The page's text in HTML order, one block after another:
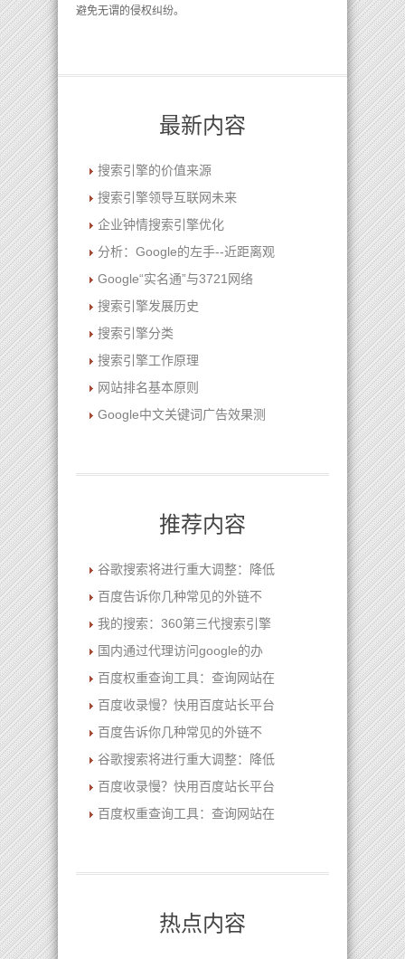
避免无谓的侵权纠纷。
最新内容
搜索引擎的价值来源
搜索引擎领导互联网未来
企业钟情搜索引擎优化
分析：Google的左手--近距离观
Google“实名通”与3721网络
搜索引擎发展历史
搜索引擎分类
搜索引擎工作原理
网站排名基本原则
Google中文关键词广告效果测
推荐内容
谷歌搜索将进行重大调整：降低
百度告诉你几种常见的外链不
我的搜索：360第三代搜索引擎
国内通过代理访问google的办
百度权重查询工具：查询网站在
百度收录慢？快用百度站长平台
百度告诉你几种常见的外链不
谷歌搜索将进行重大调整：降低
百度收录慢？快用百度站长平台
百度权重查询工具：查询网站在
热点内容